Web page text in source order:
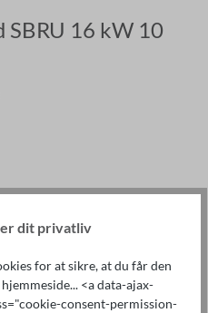
SBRU 16 kW 10
dit privatliv
for at sikre, at du får den
<a data-ajax-
consent-permission-